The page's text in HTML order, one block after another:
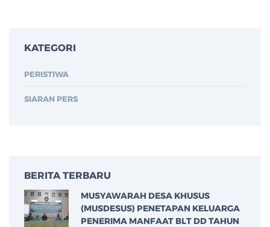
KATEGORI
PERISTIWA
SIARAN PERS
BERITA TERBARU
MUSYAWARAH DESA KHUSUS
(MUSDESUS) PENETAPAN KELUARGA
PENERIMA MANFAAT BLT DD TAHUN